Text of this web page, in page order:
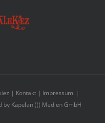
| Kontakt| Impressum |
by Kapelan ))) Medien GmbH